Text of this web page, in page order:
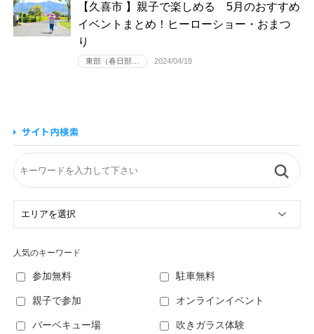
【久喜市 】親子で楽しめる 5月のおすすめ
イベントまとめ！ヒーローショー・おまつ
り
東部（春日部… 2024/04/18
人気のキーワード
参加無料 駐車無料
親子で参加 オンラインイベント
バーベキュー場 吹きガラス体験